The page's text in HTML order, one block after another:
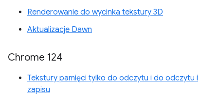
Renderowanie do wycinka tekstury 3D
Aktualizacje Dawn
Chrome 124
Tekstury pamięci tylko do odczytu i do odczytu i
zapisu